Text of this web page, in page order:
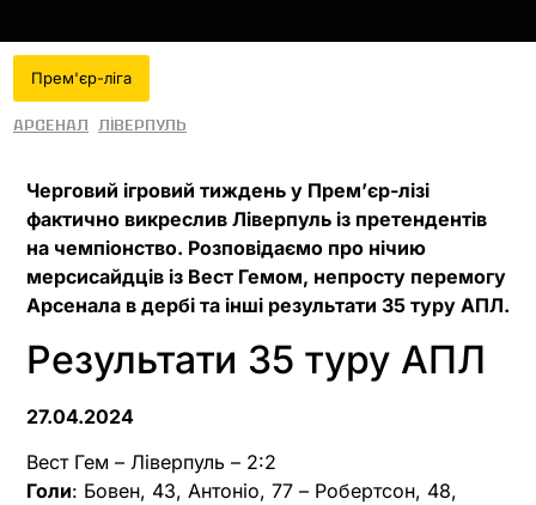
Прем'єр-ліга
Арсенал Ліверпуль
Черговий ігровий тиждень у Премʼєр-лізі
фактично викреслив Ліверпуль із претендентів
на чемпіонство. Розповідаємо про нічию
мерсисайдців із Вест Гемом, непросту перемогу
Арсенала в дербі та інші результати 35 туру АПЛ.
Результати 35 туру АПЛ
27.04.2024
Вест Гем – Ліверпуль – 2:2
Голи: Бовен, 43, Антоніо, 77 – Робертсон, 48,